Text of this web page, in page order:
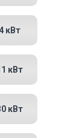
кВт
кВт
кВт